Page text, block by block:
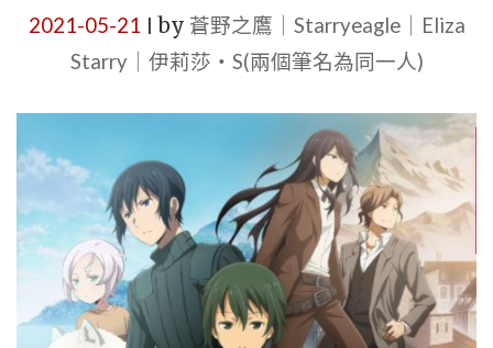
2021-05-21 by 蒼野之鷹｜Starryeagle｜Eliza
Starry｜伊莉莎・S(兩個筆名為同一人)